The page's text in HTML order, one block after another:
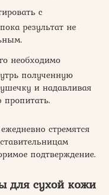
с
результат не
необходимо
полученную
и надавливая
стремятся
подтверждение.
для сухой кожи